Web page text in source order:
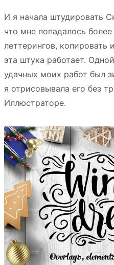
И я начала штудировать
что мне попадалось
леттерингов, копировать
эта штука работает.
удачных моих работ был
я отрисовывала его без
Иллюстраторе.